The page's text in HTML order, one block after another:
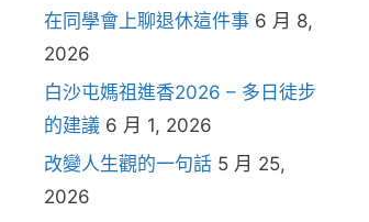
在同學會上聊退休這件事 6 月 8,
2026
白沙屯媽祖進香2026 – 多日徒步
的建議 6 月 1, 2026
改變人生觀的一句話 5 月 25,
2026